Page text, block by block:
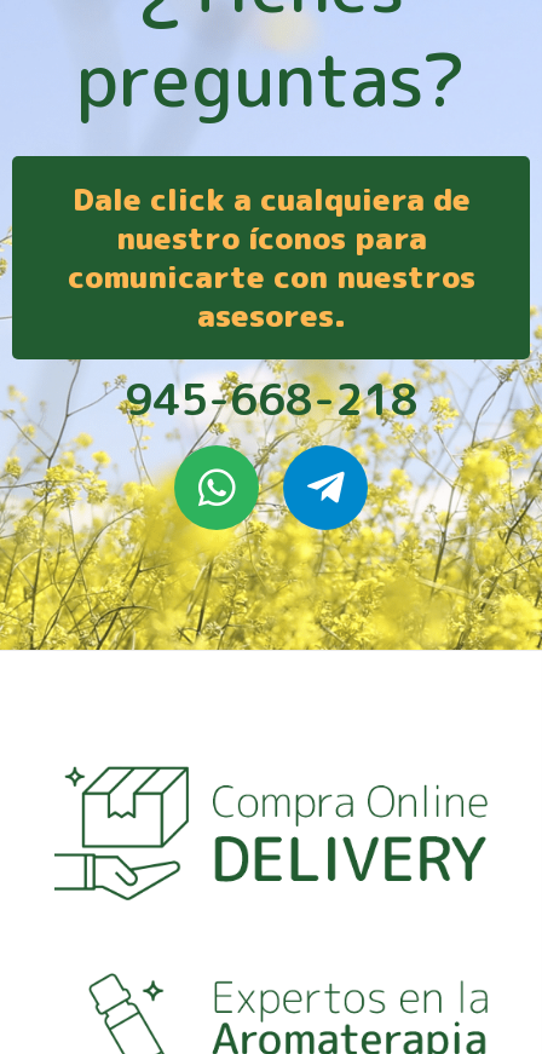
preguntas?
Dale click a cualquiera de
nuestro íconos para
comunicarte con nuestros
asesores.
945-668-218